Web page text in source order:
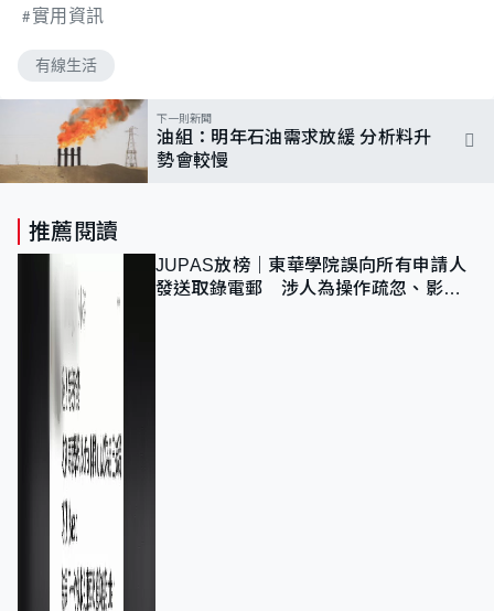
實用資訊
有線生活
下一則新聞
油組：明年石油需求放緩 分析料升
勢會較慢
推薦閱讀
JUPAS放榜｜東華學院誤向所有申請人
發送取錄電郵 涉人為操作疏忽、影響